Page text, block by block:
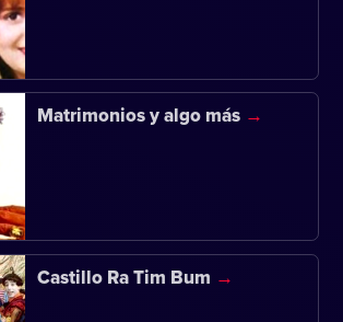
Matrimonios y algo más
Castillo Ra Tim Bum